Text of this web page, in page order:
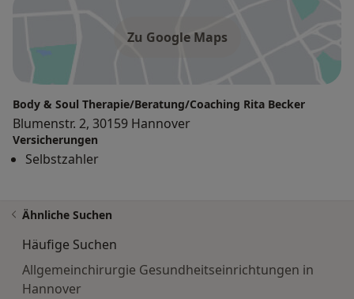
Zu Google Maps
Body & Soul Therapie/Beratung/Coaching Rita Becker
Blumenstr. 2, 30159 Hannover
Versicherungen
Selbstzahler
Ähnliche Suchen
Häufige Suchen
Allgemeinchirurgie Gesundheitseinrichtungen in
Hannover